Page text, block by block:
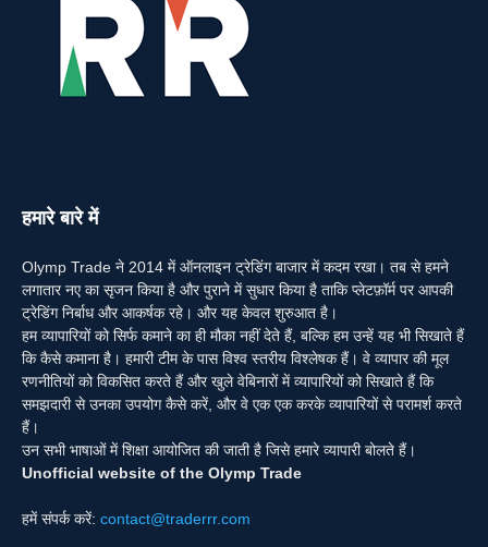
हमारे बारे में
Olymp Trade ने 2014 में ऑनलाइन ट्रेडिंग बाजार में कदम रखा। तब से हमने
लगातार नए का सृजन किया है और पुराने में सुधार किया है ताकि प्लेटफ़ॉर्म पर आपकी
ट्रेडिंग निर्बाध और आकर्षक रहे। और यह केवल शुरुआत है।
हम व्यापारियों को सिर्फ कमाने का ही मौका नहीं देते हैं, बल्कि हम उन्हें यह भी सिखाते हैं
कि कैसे कमाना है। हमारी टीम के पास विश्व स्तरीय विश्लेषक हैं। वे व्यापार की मूल
रणनीतियों को विकसित करते हैं और खुले वेबिनारों में व्यापारियों को सिखाते हैं कि
समझदारी से उनका उपयोग कैसे करें, और वे एक एक करके व्यापारियों से परामर्श करते
हैं।
उन सभी भाषाओं में शिक्षा आयोजित की जाती है जिसे हमारे व्यापारी बोलते हैं।
Unofficial website of the Olymp Trade
हमें संपर्क करें: contact@traderrr.com